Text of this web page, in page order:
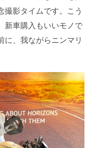
撮影タイムです。こう
新車購入もいいモノで
に、我ながらニンマリ